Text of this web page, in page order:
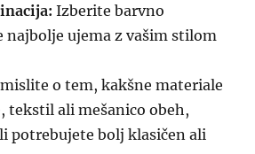
Izberite barvno
najbolje ujema z vašim stilom
o tem, kakšne materiale
tekstil ali mešanico obeh,
potrebujete bolj klasičen ali